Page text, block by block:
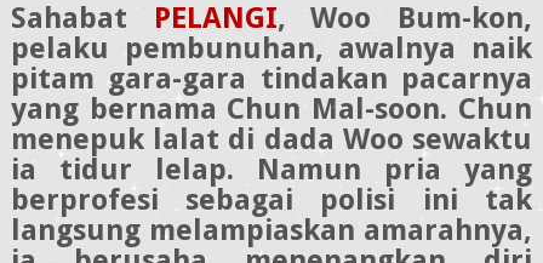
Sahabat PELANGI,
Woo Bum-kon,
pelaku pembunuhan, awalnya naik
pitam gara-gara tindakan pacarnya
yang bernama Chun Mal-soon. Chun
menepuk lalat di dada Woo sewaktu
ia tidur lelap. Namun pria yang
berprofesi sebagai polisi ini tak
langsung melampiaskan amarahnya,